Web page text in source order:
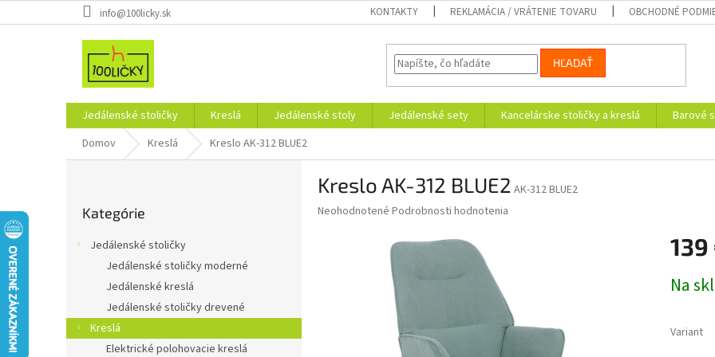
na
info@100licky.sk KONTAKTY REKLAMÁCIA / VRÁTENIE TOVARU OBCHODNÉ
HĽADAŤ
Jedálenské stoličky Kreslá Jedálenské stoly Jedálenské sety Kancelárske stoličky a kreslá Barové
Domov
Kreslá Kreslo AK-312 BLUE2
kategórie
Kategórie
Jedálenské stoličky
Jedálenské stoličky moderné
Jedálenské kreslá
Jedálenské stoličky drevené
Kreslá
Elektrické polohovacie kreslá
Kreslo AK-312 BLUE2 AK-312 BLUE2
Priemerné
Neohodnotené Podrobnosti hodnotenia
139
cena:
Na
Variant